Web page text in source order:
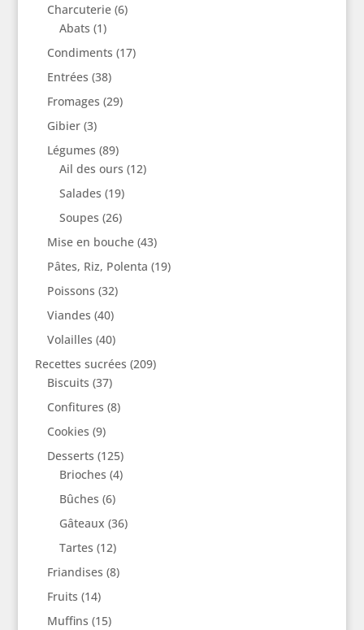
Charcuterie(6)
Abats (1)
Condiments (17)
Entrées (38)
Fromages (29)
Gibier(3)
Légumes (89)
Ail des ours (12)
Salades (19)
Soupes (26)
Mise en bouche(43)
Pâtes, Riz, Polenta (19)
Poissons (32)
Viandes (40)
Volailles (40)
Recettes sucrées (209)
Biscuits (37)
Confitures (8)
Cookies (9)
Desserts (125)
Brioches (4)
Bûches (6)
Gâteaux (36)
Tartes (12)
Friandises (8)
Fruits (14)
Muffins (15)